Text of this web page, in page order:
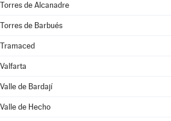
Torres de Alcanadre
Torres de Barbués
Tramaced
Valfarta
Valle de Bardají
Valle de Hecho